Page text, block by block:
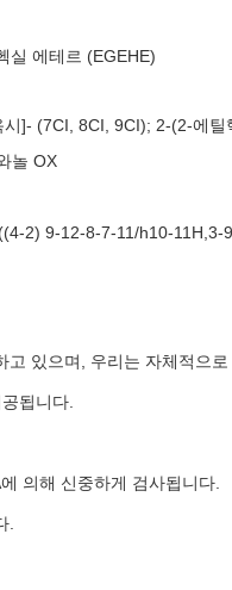
실 에테르 (EGEHE)
]- (7CI, 8CI, 9CI); 2-(2-에
놀 OX
2) 9-12-8-7-11/h10-11H,3-
있으며, 우리는 자체적으
됩니다.
의해 신중하게 검사됩니다.
.